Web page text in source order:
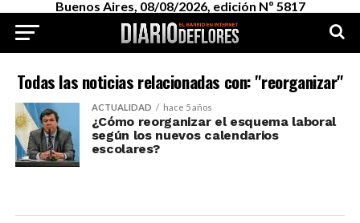
Buenos Aires, 08/08/2026, edición Nº 5817
Todas las noticias relacionadas con: "reorganizar"
ACTUALIDAD hace 5 años
¿Cómo reorganizar el esquema laboral
según los nuevos calendarios
escolares?